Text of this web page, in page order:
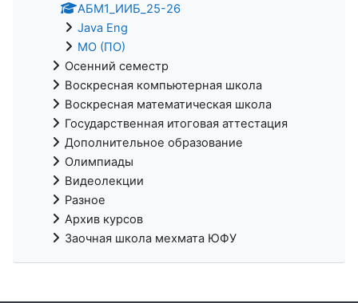
АБМ1_ИИБ_25-26
Java Eng
МО (ПО)
Осенний семестр
Воскресная компьютерная школа
Воскресная математическая школа
Государственная итоговая аттестация
Дополнительное образование
Олимпиады
Видеолекции
Разное
Архив курсов
Заочная школа мехмата ЮФУ